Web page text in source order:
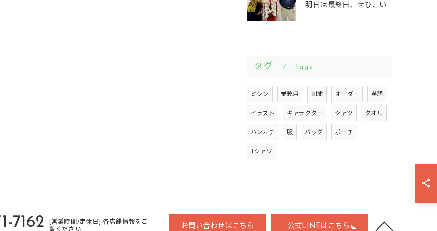
明日は最終日、せひ、いらしてください。
タグ Tags
ミシン 業務用 刺繍 オーダー 英語
イラスト キャラクター シャツ タオル
ハンカチ 服 バッグ ポーチ
Tシャツ
7162
[営業時間/定休日] 各店舗情報をご
覧ください
お問い合わせはこちら 公式LINEはこちら